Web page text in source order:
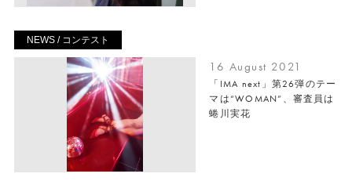
NEWS / コンテスト
16 August 2021
「IMA next」第26弾のテー
マは“WOMAN”、審査員は
蜷川実花